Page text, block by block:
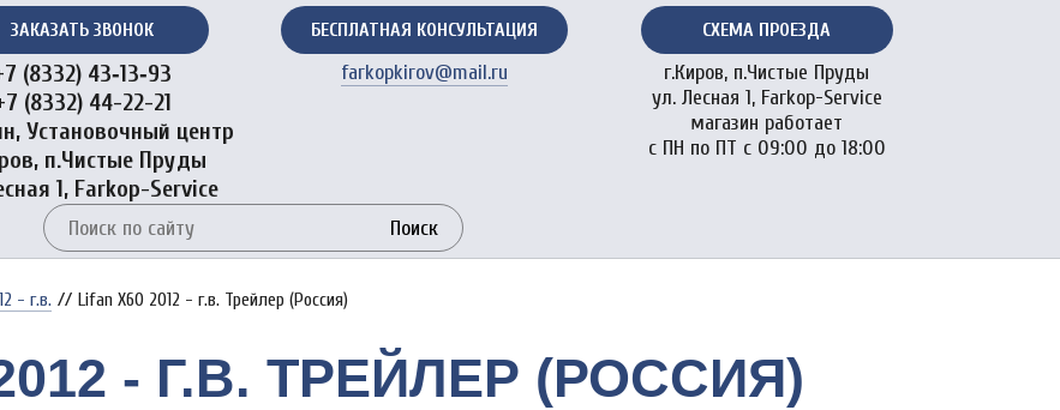
ЗАКАЗАТЬ ЗВОНОК
(8332) 43‑13‑93
(8332) 44-22-21
Установочный центр
п.Чистые Пруды
1, Farkop-Service
БЕСПЛАТНАЯ КОНСУЛЬТАЦИЯ
farkopkirov@mail.ru
СХЕМА ПРОЕЗДА
г.Киров, п.Чистые Пруды
ул. Лесная 1, Farkop-Service
магазин работает
с ПН по ПТ с 09:00 до 18:00
Поиск
- г.в. // Lifan X60 2012 - г.в. Трейлер (Россия)
- Г.В. ТРЕЙЛЕР (РОССИЯ)